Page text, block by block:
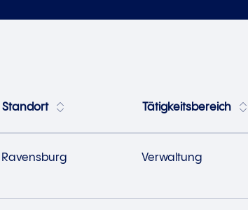
Standort Tätigkeitsbereich
Ravensburg Verwaltung